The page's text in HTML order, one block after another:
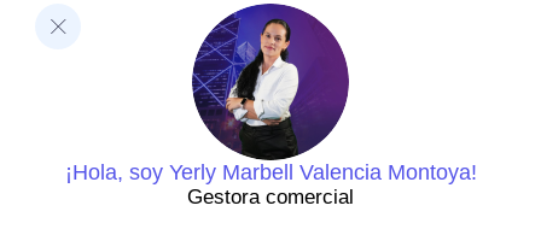
¡Hola, soy Yerly Marbell Valencia Montoya!
Gestora comercial
Decanatura de Innovación Educativa y Fortalecimiento
Dirección de Investigaciones
Dirección de investigaciones
Portal de investigación
Grupos y semilleros de investigación
Centros de investigación
Proyectos de investigación